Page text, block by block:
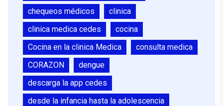
chequeos médicos
clinica
clinica medica cedes
cocina
Cocina en la clinica Medica
consulta medica
CORAZON
dengue
descarga la app cedes
desde la infancia hasta la adolescencia